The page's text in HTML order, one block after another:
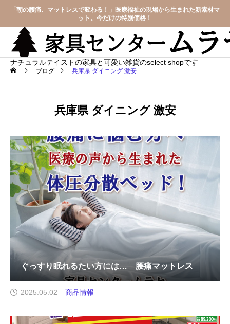
「朝の腰痛、マットレスで変わる！」医療福祉の現場から生まれた新素材マ
ット。今だけの特別価格！
ナチュラルテイストの家具と可愛い雑貨のselect shopです
ブログ 兵庫県 ダイニング 激安
兵庫県 ダイニング 激安
ぐっすり眠れるたい方には… 腰痛マットレス
2025.05.02 商品情報